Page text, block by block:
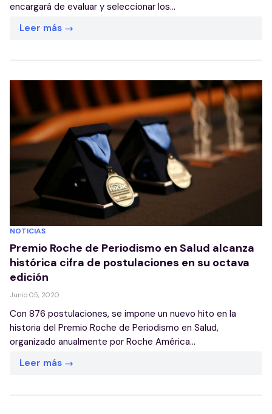
encargará de evaluar y seleccionar los...
Leer más
NOTICIAS
Premio Roche de Periodismo en Salud alcanza
histórica cifra de postulaciones en su octava
edición
Junio 05, 2020
Con 876 postulaciones, se impone un nuevo hito en la
historia del Premio Roche de Periodismo en Salud,
organizado anualmente por Roche América...
Leer más